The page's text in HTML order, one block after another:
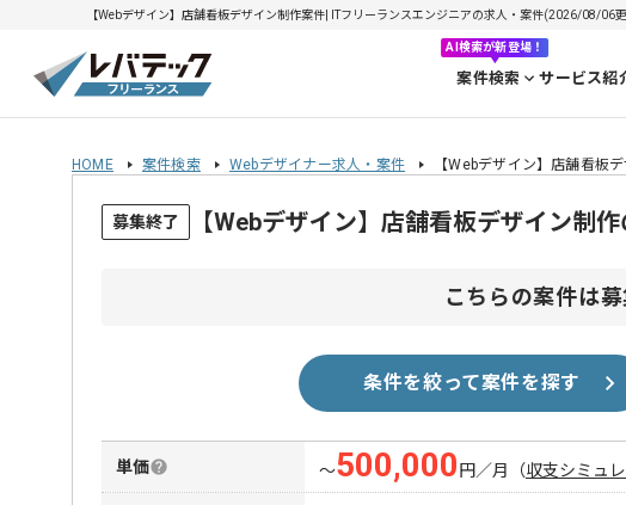
【Webデザイン】店舗看板デザイン制作案件| ITフリーランスエンジニアの求人・案件(2026/08/06
AI検索が新登場！
案件検索 サービス紹
HOME 案件検索 Webデザイナー求人・案件 【Webデザイン】店舗看板
募集終了 【Webデザイン】店舗看板デザイン制
こちらの案件は
条件を絞って案件を探す
単価 〜500,000 円／月 （収支シミュ